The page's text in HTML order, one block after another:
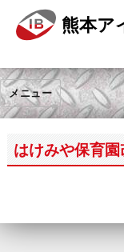
熊本ア
メニュー
はけみや保育